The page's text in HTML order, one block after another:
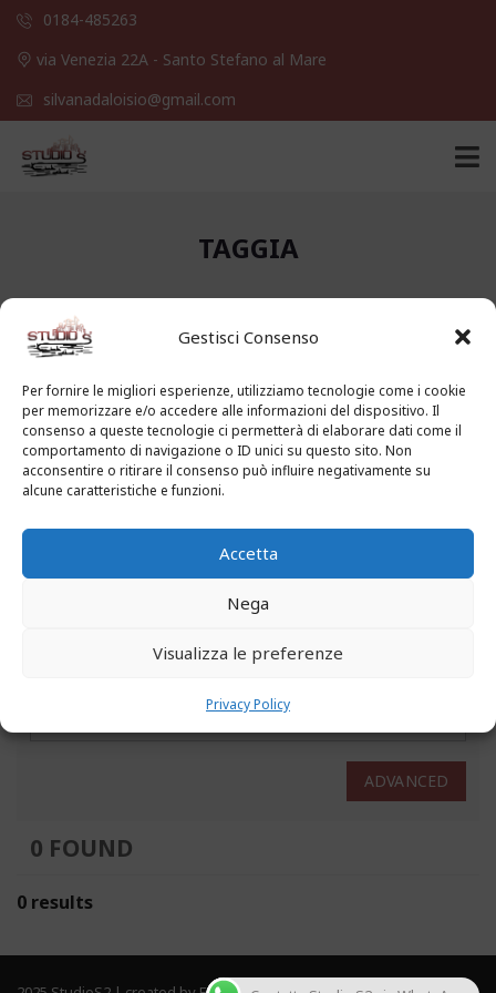
Gestisci Consenso
Per fornire le migliori esperienze, utilizziamo tecnologie come i cookie
per memorizzare e/o accedere alle informazioni del dispositivo. Il
consenso a queste tecnologie ci permetterà di elaborare dati come il
comportamento di navigazione o ID unici su questo sito. Non
acconsentire o ritirare il consenso può influire negativamente su
alcune caratteristiche e funzioni.
Accetta
Nega
Visualizza le preferenze
Privacy Policy
0184-485263
via Venezia 22A - Santo Stefano al Mare
silvanadaloisio@gmail.com
TAGGIA
Immobili(62) Appartamenti(45)
Santo Stefano al Mare (37)
NUMERO RIFERIMENTO
CERCA IL TUO PROSSIMO IMMOBILE
ADVANCED
0 FOUND
0 results